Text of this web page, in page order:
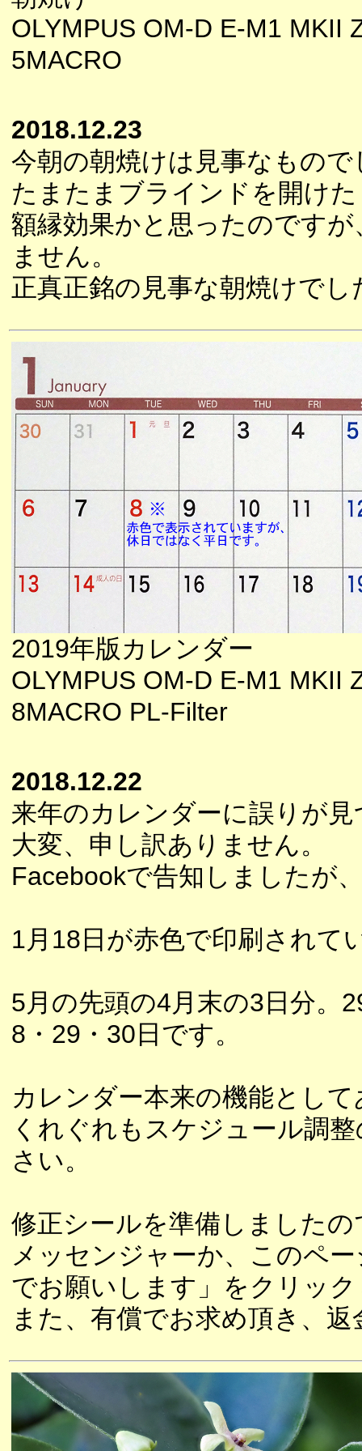
OLYMPUS OM-D E-M1 MKII
5MACRO
2018.12.23
今朝の朝焼けは見事なもので
たまたまブラインドを開け
額縁効果かと思ったのです
ません。
正真正銘の見事な朝焼けでし
2019年版カレンダー
OLYMPUS OM-D E-M1 MKII
8MACRO PL-Filter
2018.12.22
来年のカレンダーに誤りが
大変、申し訳ありません。
Facebookで告知しましたが
1月18日が赤色で印刷されて
5月の先頭の4月末の3日分。
8・29・30日です。
カレンダー本来の機能とし
くれぐれもスケジュール調
さい。
修正シールを準備しました
メッセンジャーか、このペ
でお願いします」をクリッ
また、有償でお求め頂き、